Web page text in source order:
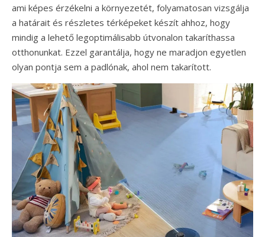
ami képes érzékelni a környezetét, folyamatosan vizsgálja
a határait és részletes térképeket készít ahhoz, hogy
mindig a lehető legoptimálisabb útvonalon takaríthassa
otthonunkat. Ezzel garantálja, hogy ne maradjon egyetlen
olyan pontja sem a padlónak, ahol nem takarított.